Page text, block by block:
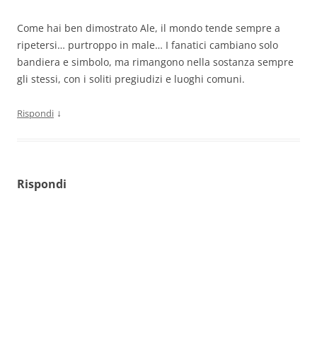
Come hai ben dimostrato Ale, il mondo tende sempre a
ripetersi… purtroppo in male… I fanatici cambiano solo
bandiera e simbolo, ma rimangono nella sostanza sempre
gli stessi, con i soliti pregiudizi e luoghi comuni.
Rispondi ↓
Rispondi